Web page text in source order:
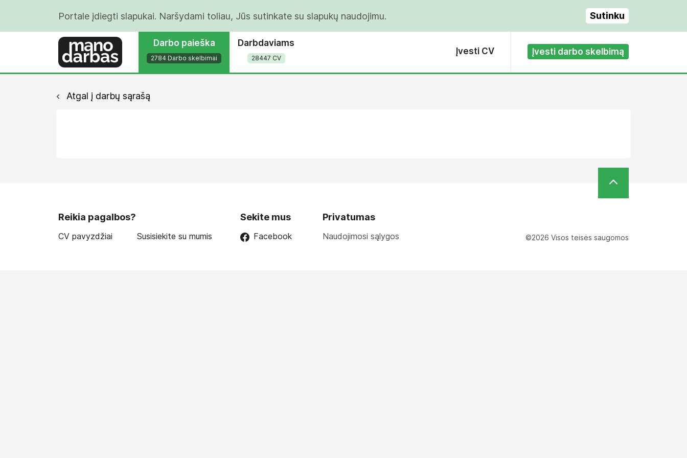
Portale įdiegti slapukai. Naršydami toliau, Jūs sutinkate su slapukų naudojimu. Sutinku
Darbo paieška
2784 Darbo skelbimai
Darbdaviams
28447 CV
Įvesti CV Įvesti darbo skelbimą
Atgal į darbų sąrašą
Reikia pagalbos?
CV pavyzdžiai Susisiekite su mumis
Sekite mus
Facebook
Privatumas
Naudojimosi sąlygos ©2026 Visos teisės saugomos